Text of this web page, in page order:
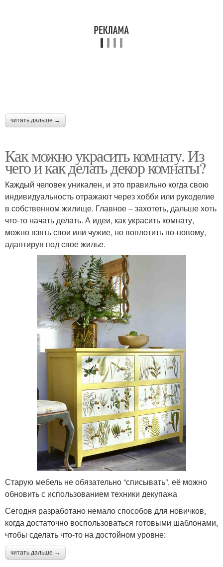
читать дальше →
Как можно украсить комнату. Из
чего и как делать декор комнаты?
Каждый человек уникален, и это правильно когда свою
индивидуальность отражают через хобби или рукоделие
в собственном жилище. Главное – захотеть, дальше хоть
что-то начать делать. А идеи, как украсить комнату,
можно взять свои или чужие, но воплотить по-новому,
адаптируя под свое жилье.
Старую мебель не обязательно “списывать”, её можно
обновить с использованием техники декупажа
Сегодня разработано немало способов для новичков,
когда достаточно воспользоваться готовыми шаблонами,
чтобы сделать что-то на достойном уровне:
читать дальше →